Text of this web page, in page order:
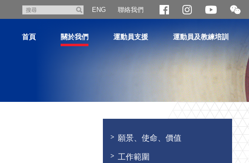
尋
ENG 聯絡我們
開
合
二
維
碼
首頁 關於我們 運動員支援 運動員及教練培訓
願景、使命、價值
工作範圍